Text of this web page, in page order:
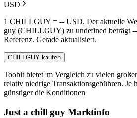
USD
1 CHILLGUY = -- USD. Der aktuelle
guy (CHILLGUY) zu undefined beträgt
Referenz. Gerade aktualisiert.
CHILLGUY kaufen
Toobit bietet im Vergleich zu vielen
relativ niedrige Transaktionsgebühren. Je
günstiger die Konditionen
Just a chill guy Marktinfo